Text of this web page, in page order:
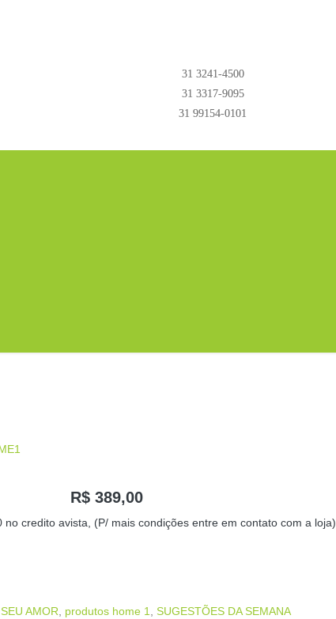
31 3241-4500
31 3317-9095
31 99154-0101
R$ 389,00
no credito avista, (P/ mais condições entre em contato com a loja)
AMOR, produtos home 1, SUGESTÕES DA SEMANA